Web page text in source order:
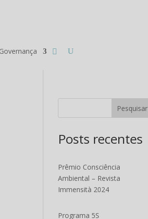
Pesquisar
Posts recentes
Prêmio Consciência
Ambiental – Revista
Immensità 2024
Programa 5S